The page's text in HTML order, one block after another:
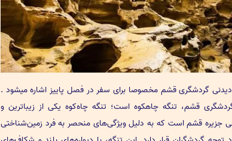
دیدنی گردشگری قشم مخصوصا برای سفر در فصل پاییز اشاره میشود .
قشم، تنگه چاهکوه است؛ تنگه چاه‌کوه یکی از زیباترین و
جزیره قشم است که به دلیل ویژگی‌های منحصر به فرد زمین‌شناختی